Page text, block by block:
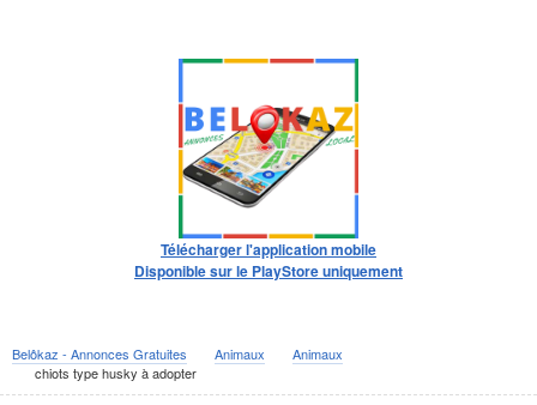
Télécharger l'application mobile
Disponible sur le PlayStore uniquement
Belôkaz - Annonces Gratuites Animaux
Animaux
chiots type husky à adopter